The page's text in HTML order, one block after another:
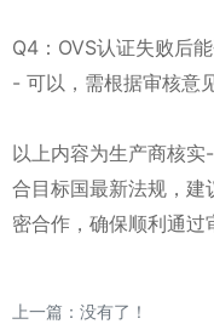
Q4：OVS认证失败后
- 可以，需根据审核意
以上内容为生产商核
合目标国最新法规，建
密合作，确保顺利通过
上一篇：没有了！